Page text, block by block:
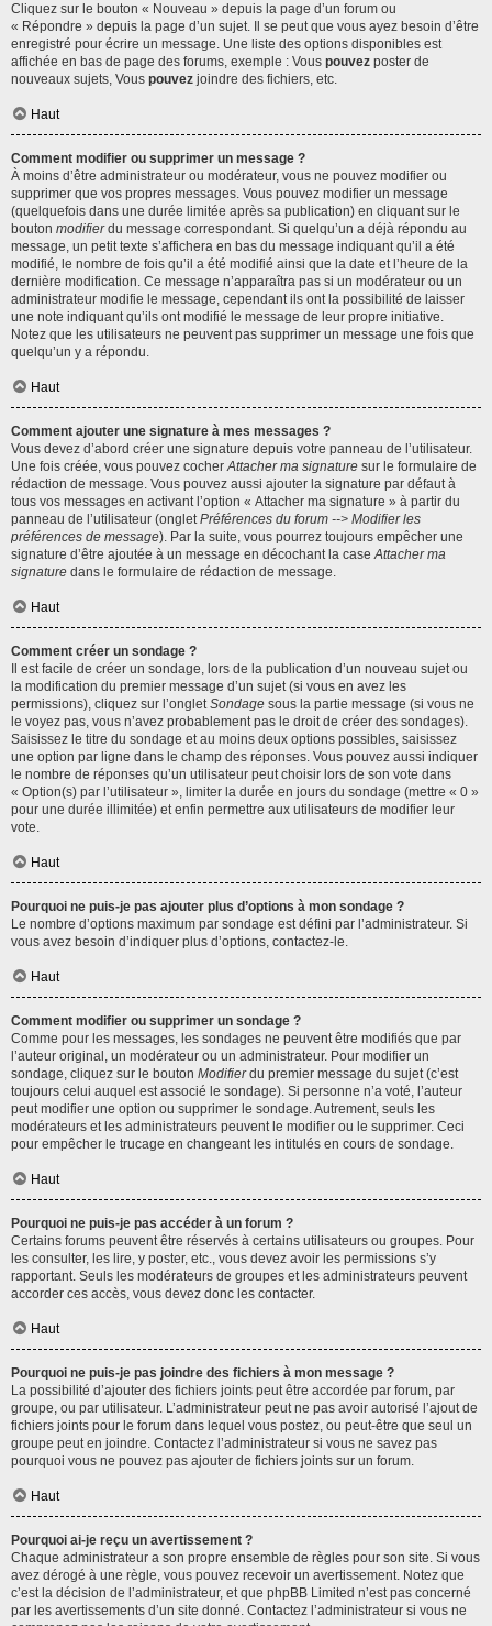
Cliquez sur le bouton « Nouveau » depuis la page d’un forum ou
« Répondre » depuis la page d’un sujet. Il se peut que vous ayez besoin d’être
enregistré pour écrire un message. Une liste des options disponibles est
affichée en bas de page des forums, exemple : Vous pouvez poster de
nouveaux sujets, Vous pouvez joindre des fichiers, etc.
Haut
Comment modifier ou supprimer un message ?
À moins d’être administrateur ou modérateur, vous ne pouvez modifier ou
supprimer que vos propres messages. Vous pouvez modifier un message
(quelquefois dans une durée limitée après sa publication) en cliquant sur le
bouton modifierdu message correspondant. Si quelqu’un a déjà répondu au
message, un petit texte s’affichera en bas du message indiquant qu’il a été
modifié, le nombre de fois qu’il a été modifié ainsi que la date et l’heure de la
dernière modification. Ce message n’apparaîtra pas si un modérateur ou un
administrateur modifie le message, cependant ils ont la possibilité de laisser
une note indiquant qu’ils ont modifié le message de leur propre initiative.
Notez que les utilisateurs ne peuvent pas supprimer un message une fois que
quelqu’un y a répondu.
Haut
Comment ajouter une signature à mes messages ?
Vous devez d’abord créer une signature depuis votre panneau de l’utilisateur.
Une fois créée, vous pouvez cocherAttacher ma signature sur le formulaire de
rédaction de message. Vous pouvez aussi ajouter la signature par défaut à
tous vos messages en activant l’option « Attacher ma signature » à partir du
panneau de l’utilisateur (ongletPréférences du forum --> Modifier les
préférences de message). Par la suite, vous pourrez toujours empêcher une
signature d’être ajoutée à un message en décochant la caseAttacher ma
signature dans le formulaire de rédaction de message.
Haut
Comment créer un sondage ?
Il est facile de créer un sondage, lors de la publication d’un nouveau sujet ou
la modification du premier message d’un sujet (si vous en avez les
permissions), cliquez sur l’ongletSondage sous la partie message (si vous ne
le voyez pas, vous n’avez probablement pas le droit de créer des sondages).
Saisissez le titre du sondage et au moins deux options possibles, saisissez
une option par ligne dans le champ des réponses. Vous pouvez aussi indiquer
le nombre de réponses qu’un utilisateur peut choisir lors de son vote dans
« Option(s) par l’utilisateur », limiter la durée en jours du sondage (mettre « 0 »
pour une durée illimitée) et enfin permettre aux utilisateurs de modifier leur
vote.
Haut
Pourquoi ne puis-je pas ajouter plus d’options à mon sondage ?
Le nombre d’options maximum par sondage est défini par l’administrateur. Si
vous avez besoin d’indiquer plus d’options, contactez-le.
Haut
Comment modifier ou supprimer un sondage ?
Comme pour les messages, les sondages ne peuvent être modifiés que par
l’auteur original, un modérateur ou un administrateur. Pour modifier un
sondage, cliquez sur le bouton Modifierdu premier message du sujet (c’est
toujours celui auquel est associé le sondage). Si personne n’a voté, l’auteur
peut modifier une option ou supprimer le sondage. Autrement, seuls les
modérateurs et les administrateurs peuvent le modifier ou le supprimer. Ceci
pour empêcher le trucage en changeant les intitulés en cours de sondage.
Haut
Pourquoi ne puis-je pas accéder à un forum ?
Certains forums peuvent être réservés à certains utilisateurs ou groupes. Pour
les consulter, les lire, y poster, etc., vous devez avoir les permissions s’y
rapportant. Seuls les modérateurs de groupes et les administrateurs peuvent
accorder ces accès, vous devez donc les contacter.
Haut
Pourquoi ne puis-je pas joindre des fichiers à mon message ?
La possibilité d’ajouter des fichiers joints peut être accordée par forum, par
groupe, ou par utilisateur. L’administrateur peut ne pas avoir autorisé l’ajout de
fichiers joints pour le forum dans lequel vous postez, ou peut-être que seul un
groupe peut en joindre. Contactez l’administrateur si vous ne savez pas
pourquoi vous ne pouvez pas ajouter de fichiers joints sur un forum.
Haut
Pourquoi ai-je reçu un avertissement ?
Chaque administrateur a son propre ensemble de règles pour son site. Si vous
avez dérogé à une règle, vous pouvez recevoir un avertissement. Notez que
c’est la décision de l’administrateur, et que phpBB Limited n’est pas concerné
par les avertissements d’un site donné. Contactez l’administrateur si vous ne